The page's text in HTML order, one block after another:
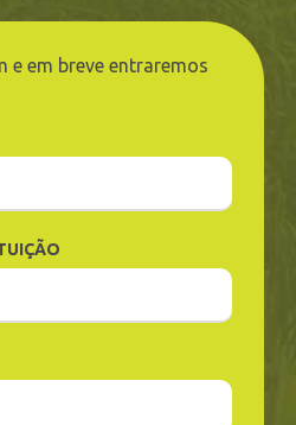
e em breve entraremos